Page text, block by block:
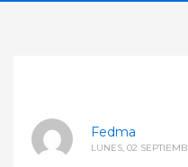
Fedma
LUNES, 02